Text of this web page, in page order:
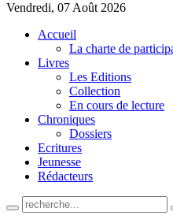
Vendredi, 07 Août 2026
Accueil
La charte de
Livres
Les Editions
Collection
En cours de lecture
Chroniques
Dossiers
Ecritures
Jeunesse
Rédacteurs